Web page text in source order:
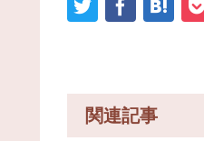
関連記事